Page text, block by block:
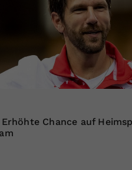
Chance auf